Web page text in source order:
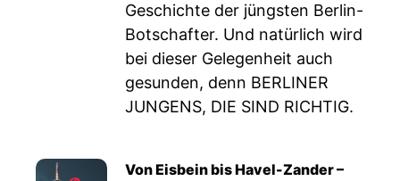
Geschichte der jüngsten Berlin-
Botschafter. Und natürlich wird
bei dieser Gelegenheit auch
gesunden, denn BERLINER
JUNGENS, DIE SIND RICHTIG.
Von Eisbein bis Havel-Zander –